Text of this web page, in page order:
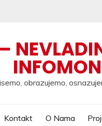
obrazujemo,
Kontakt O Nama